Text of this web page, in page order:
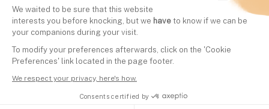
We waited to be sure that this website
interests you before knocking, but we have to know if we can be
your companions during your visit.
To modify your preferences afterwards, click on the 'Cookie
Preferences' link located in the page footer.
We respect your privacy, here's how.
Consents certified by
Edited by
Mounir Laggoune
Mounir is the co-founder and CEO of Finary. He is passionate
Friday on BFM Business on the show "Tout pour investir", as
well as twice a week on the Finary YouTube channel.